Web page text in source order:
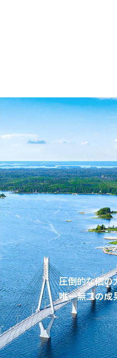
圧倒的な個の
唯一無二の成